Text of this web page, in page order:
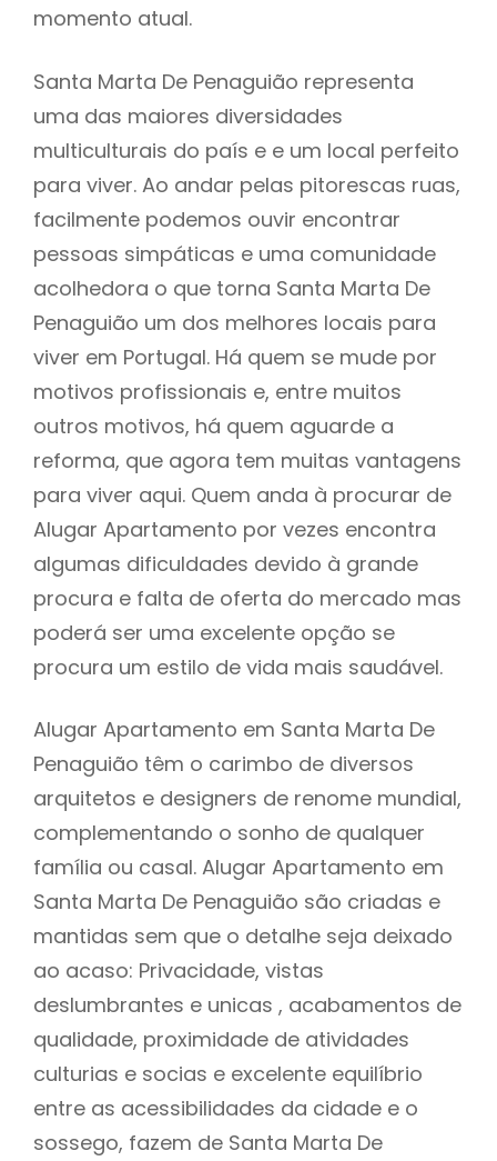
momento atual.
Santa Marta De Penaguião representa
uma das maiores diversidades
multiculturais do país e e um local perfeito
para viver. Ao andar pelas pitorescas ruas,
facilmente podemos ouvir encontrar
pessoas simpáticas e uma comunidade
acolhedora o que torna Santa Marta De
Penaguião um dos melhores locais para
viver em Portugal. Há quem se mude por
motivos profissionais e, entre muitos
outros motivos, há quem aguarde a
reforma, que agora tem muitas vantagens
para viver aqui. Quem anda à procurar de
Alugar Apartamento por vezes encontra
algumas dificuldades devido à grande
procura e falta de oferta do mercado mas
poderá ser uma excelente opção se
procura um estilo de vida mais saudável.
Alugar Apartamento em Santa Marta De
Penaguião têm o carimbo de diversos
arquitetos e designers de renome mundial,
complementando o sonho de qualquer
família ou casal. Alugar Apartamento em
Santa Marta De Penaguião são criadas e
mantidas sem que o detalhe seja deixado
ao acaso: Privacidade, vistas
deslumbrantes e unicas , acabamentos de
qualidade, proximidade de atividades
culturias e socias e excelente equilíbrio
entre as acessibilidades da cidade e o
sossego, fazem de Santa Marta De